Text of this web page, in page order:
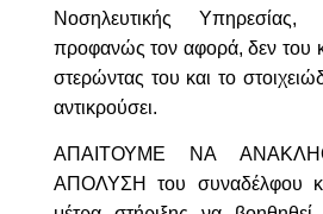
Νοσηλευτικής
προφανώς τον αφορά, δεν του
στερώντας του και το
αντικρούσει.
ΑΠΑΙΤΟΥΜΕ ΝΑ
ΑΠΟΛΥΣΗ του συναδέλφου